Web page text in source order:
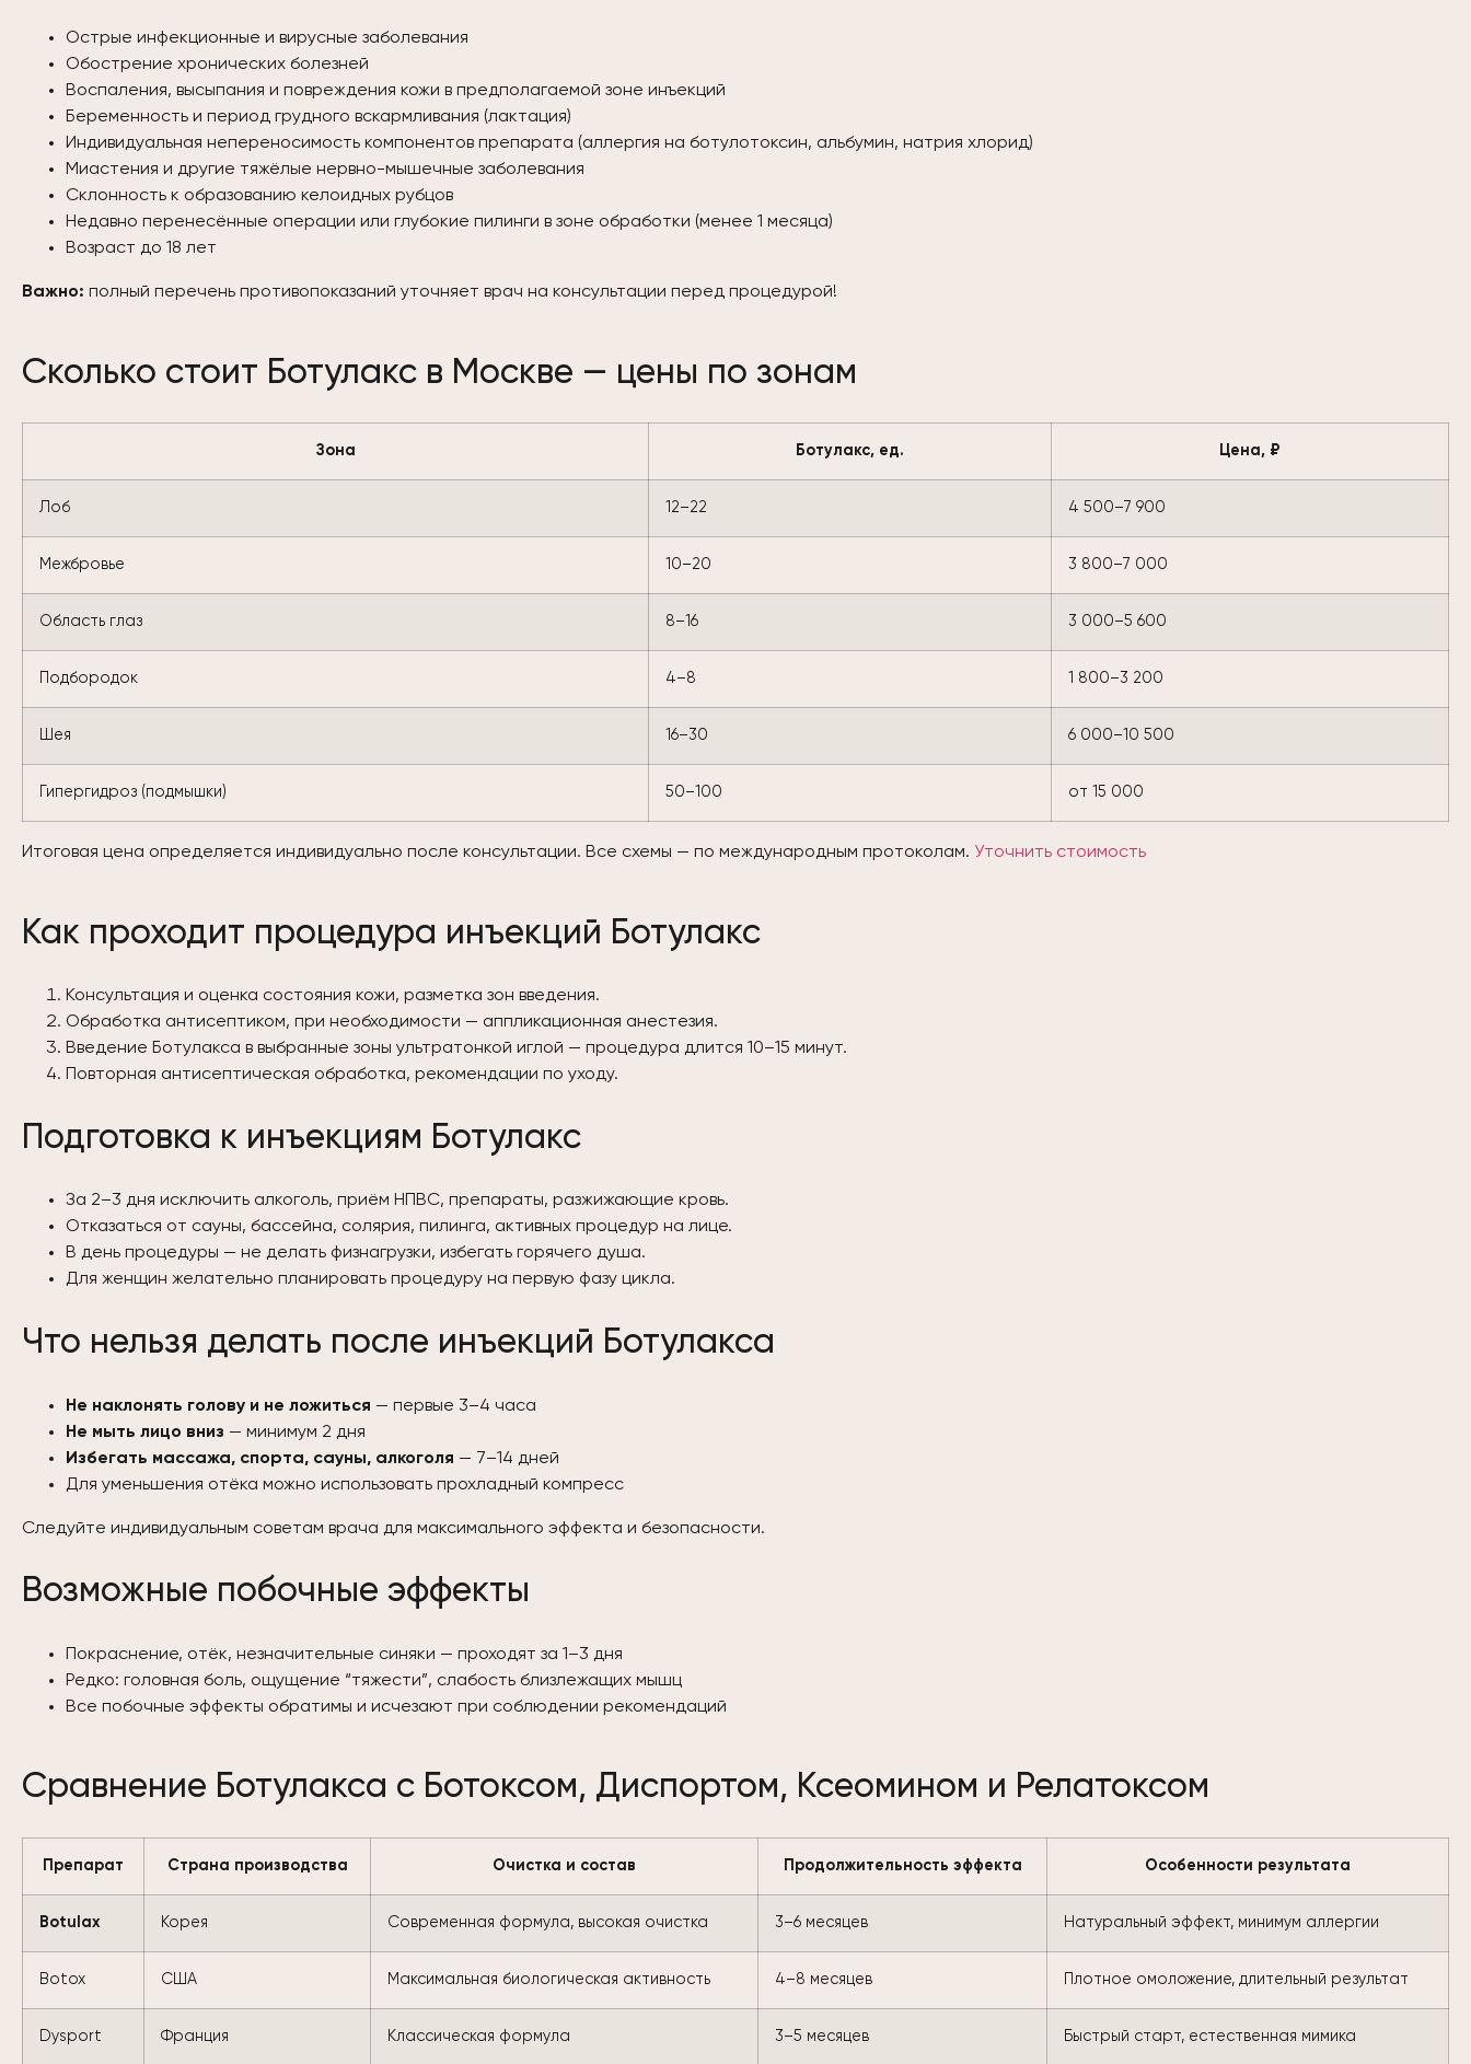
Острые инфекционные и вирусные заболевания
Обострение хронических болезней
Воспаления, высыпания и повреждения кожи в предполагаемой зоне инъекций
Беременность и период грудного вскармливания (лактация)
Индивидуальная непереносимость компонентов препарата (аллергия на ботулотоксин, альбумин, натрия хлорид)
Миастения и другие тяжёлые нервно-мышечные заболевания
Склонность к образованию келоидных рубцов
Недавно перенесённые операции или глубокие пилинги в зоне обработки (менее 1 месяца)
Возраст до 18 лет
Важно: полный перечень противопоказаний уточняет врач на консультации перед процедурой!
Сколько стоит Ботулакс в Москве — цены по зонам
Зона Ботулакс, ед. Цена, ₽
Лоб 12–22 4 500–7 900
Межбровье 10–20 3 800–7 000
Область глаз 8–16 3 000–5 600
Подбородок 4–8 1 800–3 200
Шея 16–30 6 000–10 500
Гипергидроз (подмышки) 50–100 от 15 000
Итоговая цена определяется индивидуально после консультации. Все схемы — по международным протоколам. Уточнить стоимость
Как проходит процедура инъекций Ботулакс
Консультация и оценка состояния кожи, разметка зон введения.
Обработка антисептиком, при необходимости — аппликационная анестезия.
Введение Ботулакса в выбранные зоны ультратонкой иглой — процедура длится 10–15 минут.
Повторная антисептическая обработка, рекомендации по уходу.
Подготовка к инъекциям Ботулакс
За 2–3 дня исключить алкоголь, приём НПВС, препараты, разжижающие кровь.
Отказаться от сауны, бассейна, солярия, пилинга, активных процедур на лице.
В день процедуры — не делать физнагрузки, избегать горячего душа.
Для женщин желательно планировать процедуру на первую фазу цикла.
Что нельзя делать после инъекций Ботулакса
Не наклонять голову и не ложиться — первые 3–4 часа
Не мыть лицо вниз — минимум 2 дня
Избегать массажа, спорта, сауны, алкоголя — 7–14 дней
Для уменьшения отёка можно использовать прохладный компресс
Следуйте индивидуальным советам врача для максимального эффекта и безопасности.
Возможные побочные эффекты
Покраснение, отёк, незначительные синяки — проходят за 1–3 дня
Редко: головная боль, ощущение “тяжести”, слабость близлежащих мышц
Все побочные эффекты обратимы и исчезают при соблюдении рекомендаций
Сравнение Ботулакса с Ботоксом, Диспортом, Ксеомином и Релатоксом
Препарат Страна производства Очистка и состав Продолжительность эффекта Особенности результата
Botulax Корея Современная формула, высокая очистка 3–6 месяцев Натуральный эффект, минимум аллергии
Botox США Максимальная биологическая активность 4–8 месяцев Плотное омоложение, длительный результат
Dysport Франция Классическая формула 3–5 месяцев Быстрый старт, естественная мимика